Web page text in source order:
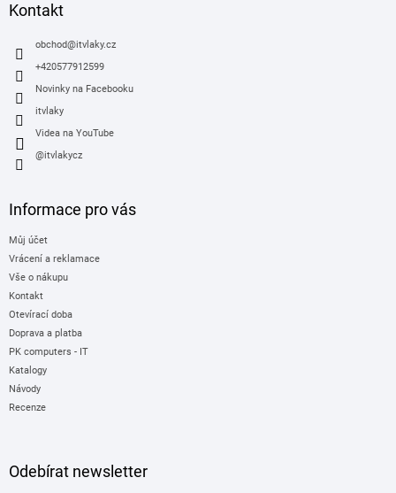
Kontakt
obchod@itvlaky.cz
+420577912599
Novinky na Facebooku
itvlaky
Videa na YouTube
@itvlakycz
Informace pro vás
Můj účet
Vrácení a reklamace
Vše o nákupu
Kontakt
Otevírací doba
Doprava a platba
PK computers - IT
Katalogy
Návody
Recenze
Odebírat newsletter